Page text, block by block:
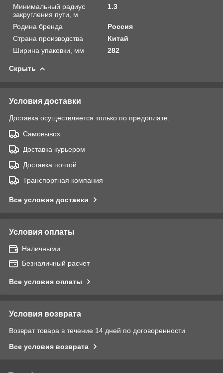
Минимальный радиус
закругления пути, м
1.3
Родина бренда
Россия
Страна производства
Китай
Ширина упаковки, мм
282
Скрыть
Условия доставки
Доставка осуществляется только по предоплате.
Самовывоз
Доставка курьером
Доставка почтой
Транспортная компания
Все условия доставки
Условия оплаты
Наличными
Безналичный расчет
Все условия оплаты
Условия возврата
Возврат товара в течение 14 дней по договоренности
Все условия возврата